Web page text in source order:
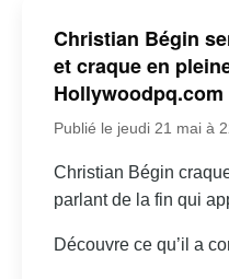
Christian Bégin
et craque en
Hollywoodpq.com
Publié le jeudi 21 mai à
Christian Bégin
parlant de la fin qui
Découvre ce qu’il a